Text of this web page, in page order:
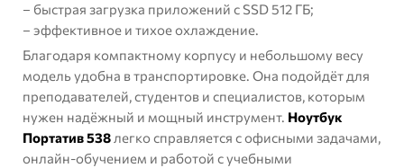
– быстрая загрузка приложений с SSD 512 ГБ;
– эффективное и тихое охлаждение.
Благодаря компактному корпусу и небольшому весу
модель удобна в транспортировке. Она подойдёт для
преподавателей, студентов и специалистов, которым
нужен надёжный и мощный инструмент. Ноутбук
Портатив 538 легко справляется с офисными задачами,
онлайн-обучением и работой с учебными